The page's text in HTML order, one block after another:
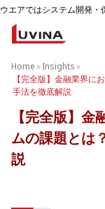
ム開発・保守運用をご提
Home»Insights»
【完全版】金融業界に
手法を徹底解説
【完全版】
ムの課題とは
説